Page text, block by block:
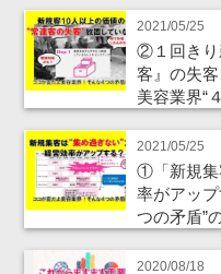
2021/05/25
②１回きり
客』の失
美容業界“
2021/05/25
①「新規集
率がアッ
つの矛盾”
2020/08/18